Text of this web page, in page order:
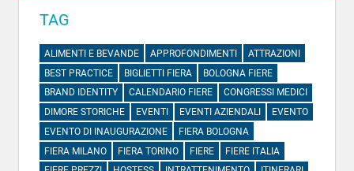
TAG
ALIMENTI E BEVANDE APPROFONDIMENTI
ATTRAZIONI
BEST PRACTICE
BIGLIETTI FIERA
BOLOGNA FIERE
BRAND IDENTITY
CALENDARIO FIERE
CONGRESSI MEDICI
DIMORE STORICHE
EVENTI EVENTI AZIENDALI
EVENTO
EVENTO DI INAUGURAZIONE
FIERA BOLOGNA
FIERA MILANO
FIERA TORINO FIERE
FIERE ITALIA